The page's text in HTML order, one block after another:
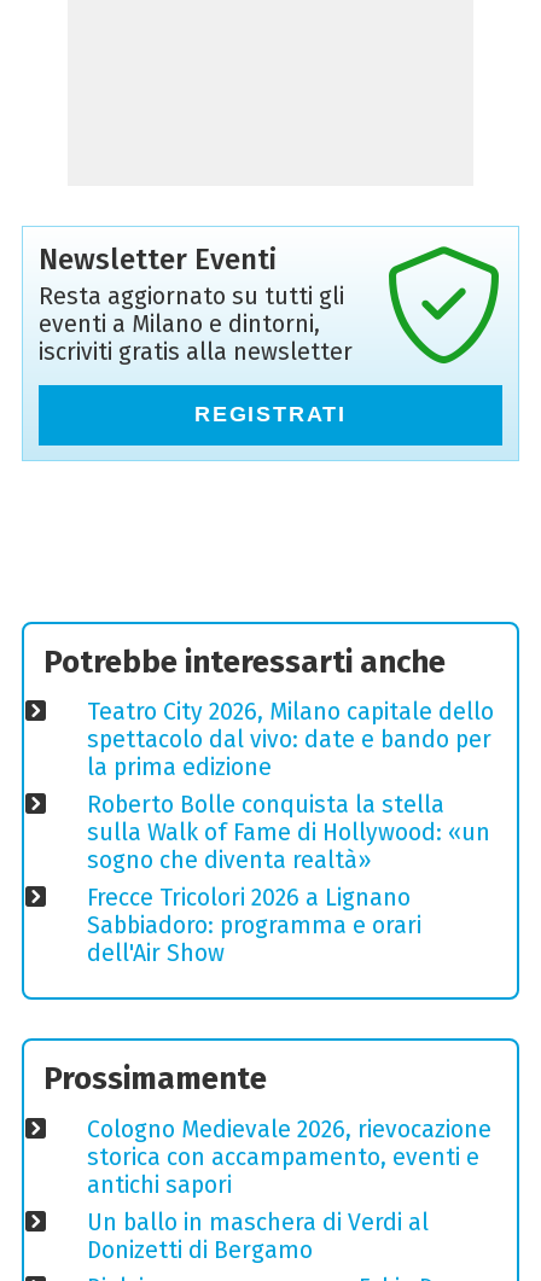
Newsletter Eventi
Resta aggiornato su tutti gli
eventi a Milano e dintorni,
iscriviti gratis alla newsletter
REGISTRATI
Potrebbe interessarti anche
Teatro City 2026, Milano capitale dello
spettacolo dal vivo: date e bando per
la prima edizione
Roberto Bolle conquista la stella
sulla Walk of Fame di Hollywood: «un
sogno che diventa realtà»
Frecce Tricolori 2026 a Lignano
Sabbiadoro: programma e orari
dell'Air Show
Prossimamente
Cologno Medievale 2026, rievocazione
storica con accampamento, eventi e
antichi sapori
Un ballo in maschera di Verdi al
Donizetti di Bergamo